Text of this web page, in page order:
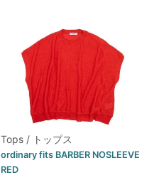
Tops / トップス
ordinary fits BARBER NOSLEEVE
RED